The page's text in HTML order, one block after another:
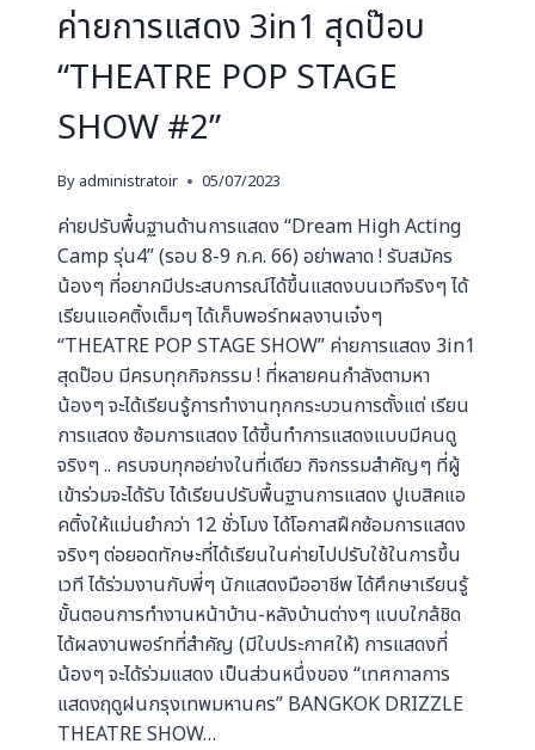
ค่ายการแสดง 3in1 สุดป๊อบ
“THEATRE POP STAGE
SHOW #2”
By administratoir 05/07/2023
ค่ายปรับพื้นฐานด้านการแสดง “Dream High Acting
Camp รุ่น4” (รอบ 8-9 ก.ค. 66) อย่าพลาด ! รับสมัคร
น้องๆ ที่อยากมีประสบการณ์ได้ขึ้นแสดงบนเวทีจริงๆ ได้
เรียนแอคติ้งเต็มๆ ได้เก็บพอร์ทผลงานเจ๋งๆ
“THEATRE POP STAGE SHOW” ค่ายการแสดง 3in1
สุดป๊อบ มีครบทุกกิจกรรม ! ที่หลายคนกำลังตามหา
น้องๆ จะได้เรียนรู้การทำงานทุกกระบวนการตั้งแต่ เรียน
การแสดง ซ้อมการแสดง ได้ขึ้นทำการแสดงแบบมีคนดู
จริงๆ .. ครบจบทุกอย่างในที่เดียว กิจกรรมสำคัญๆ ที่ผู้
เข้าร่วมจะได้รับ ได้เรียนปรับพื้นฐานการแสดง ปูเบสิคแอ
คติ้งให้แม่นยำกว่า 12 ชั่วโมง ได้โอกาสฝึกซ้อมการแสดง
จริงๆ ต่อยอดทักษะที่ได้เรียนในค่ายไปปรับใช้ในการขึ้น
เวที ได้ร่วมงานกับพี่ๆ นักแสดงมืออาชีพ ได้ศึกษาเรียนรู้
ขั้นตอนการทำงานหน้าบ้าน-หลังบ้านต่างๆ แบบใกล้ชิด
ได้ผลงานพอร์ทที่สำคัญ (มีใบประกาศให้) การแสดงที่
น้องๆ จะได้ร่วมแสดง เป็นส่วนหนึ่งของ “เทศกาลการ
แสดงฤดูฝนกรุงเทพมหานคร” BANGKOK DRIZZLE
THEATRE SHOW…